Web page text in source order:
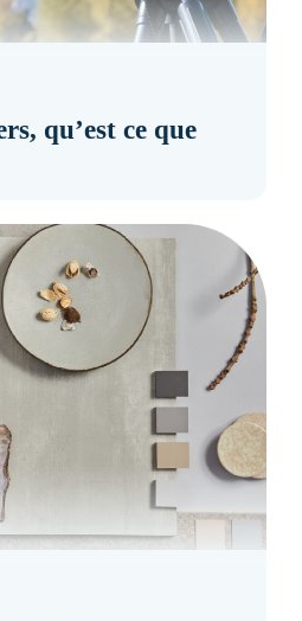
qu’est ce que